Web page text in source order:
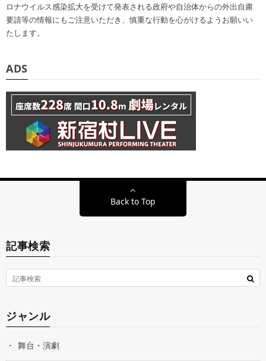
ロナウイルス感染拡大を受けて発表される政府や自治体からの外出自粛
要請等の情報にもご注意いただき、慎重な行動を心がけるようお願いい
たします。
ADS
Back to Top
記事検索
ジャンル
舞台・演劇